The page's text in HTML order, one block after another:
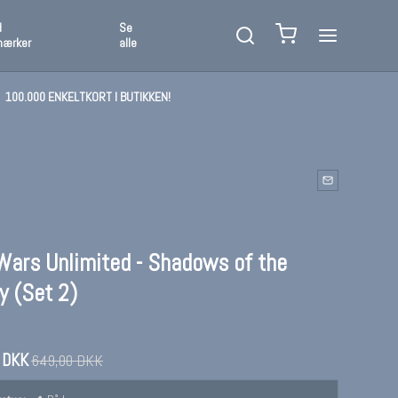
Se
alle
100.000 ENKELTKORT I BUTIKKEN!
Unlimited - Shadows of the
(Set 2)
649,00 DKK